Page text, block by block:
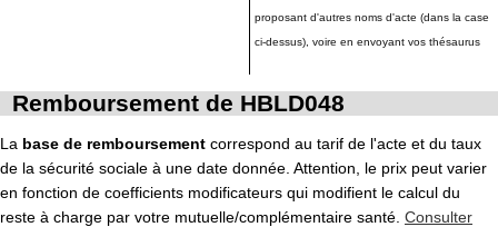
proposant d'autres noms d'acte (dans la case
ci-dessus), voire en envoyant vos thésaurus
Remboursement de HBLD048
La base de remboursement correspond au tarif de l'acte et du taux
de la sécurité sociale à une date donnée. Attention, le prix peut varier
en fonction de coefficients modificateurs qui modifient le calcul du
reste à charge par votre mutuelle/complémentaire santé. Consulter